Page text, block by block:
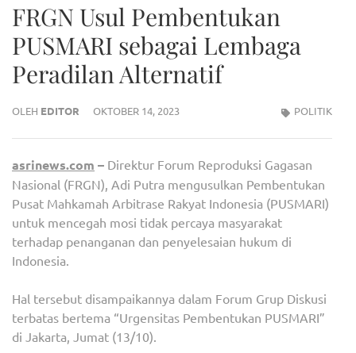
FRGN Usul Pembentukan
PUSMARI sebagai Lembaga
Peradilan Alternatif
OLEH EDITOR OKTOBER 14, 2023 POLITIK
asrinews.com – Direktur Forum Reproduksi Gagasan
Nasional (FRGN), Adi Putra mengusulkan Pembentukan
Pusat Mahkamah Arbitrase Rakyat Indonesia (PUSMARI)
untuk mencegah mosi tidak percaya masyarakat
terhadap penanganan dan penyelesaian hukum di
Indonesia.
Hal tersebut disampaikannya dalam Forum Grup Diskusi
terbatas bertema “Urgensitas Pembentukan PUSMARI”
di Jakarta, Jumat (13/10).